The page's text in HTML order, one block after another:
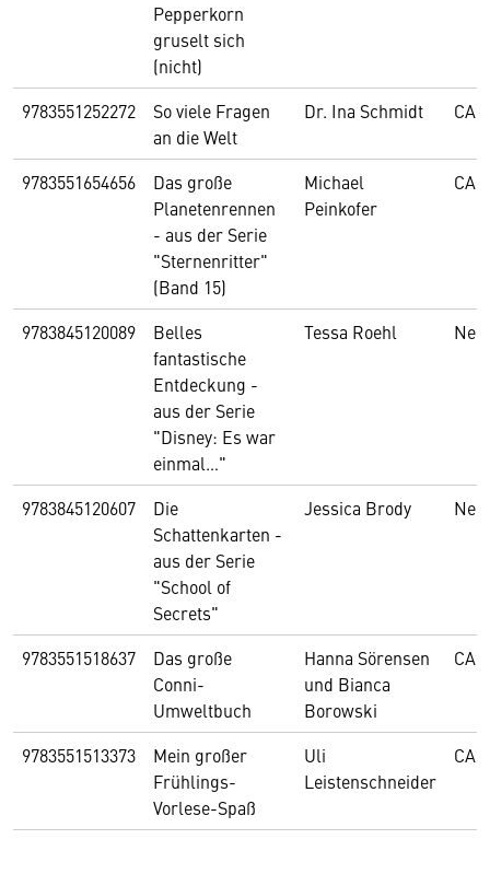
Pepperkorn
gruselt sich
(nicht)
9783551252272
So viele Fragen
an die Welt
Dr. Ina Schmidt
9783551654656
Das große
Planetenrennen
- aus der Serie
"Sternenritter"
(Band 15)
Michael
Peinkofer
9783845120089
Belles
fantastische
Entdeckung -
aus der Serie
"Disney: Es war
einmal…"
Tessa Roehl
9783845120607
Die
Schattenkarten -
aus der Serie
"School of
Secrets"
Jessica Brody
9783551518637
Das große
Conni-
Umweltbuch
Hanna Sörensen
und Bianca
Borowski
9783551513373
Mein großer
Frühlings-
Vorlese-Spaß
Uli
Leistenschneider